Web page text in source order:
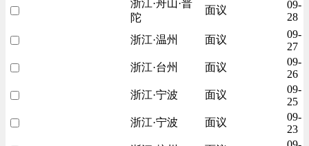
浙江·舟山·普
陀
面议
09-
28
浙江·温州
面议
09-
27
浙江·台州
面议
09-
26
浙江·宁波
面议
09-
25
浙江·宁波
面议
09-
23